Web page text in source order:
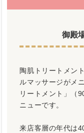
御殿
陶肌トリートメン
ルマッサージがメ
リートメント」（
ニューです。
来店客層の年代は